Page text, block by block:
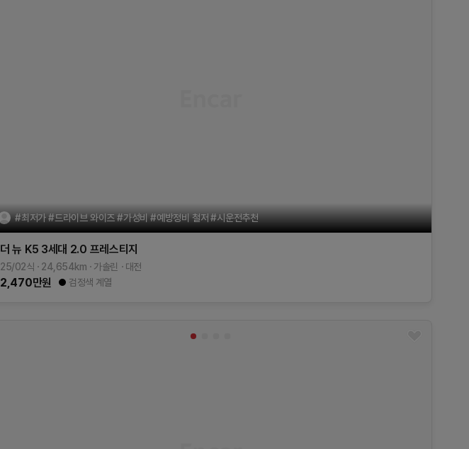
#최저가 #드라이브 와이즈 #가성비 #예방정비 철저 #시운전추천
더 뉴 K5 3세대 2.0 프레스티지
25/02식 24,654km 가솔린 대전
2,470만원 검정색 계열